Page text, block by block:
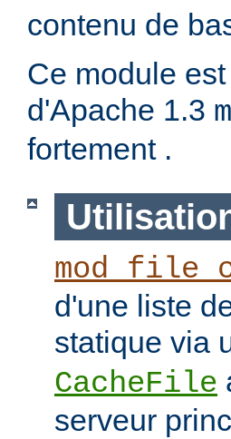
contenu de
Ce module
d'Apache 1.3
fortement .
d'une liste
statique via
CacheFile
serveur